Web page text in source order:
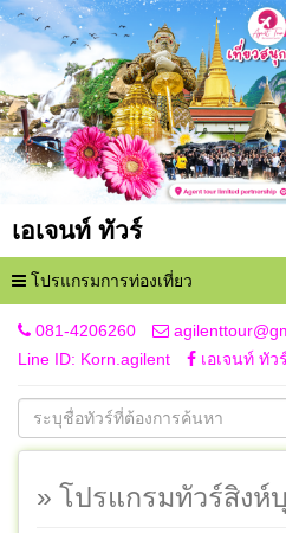
เอเจนท์ ทัวร์
โปรแกรมการท่องเที่ยว
081-4206260
Line ID: Korn.agilent
เอเจนท์ ทัวร์
» โปรแกรมทัวร์สิงห์